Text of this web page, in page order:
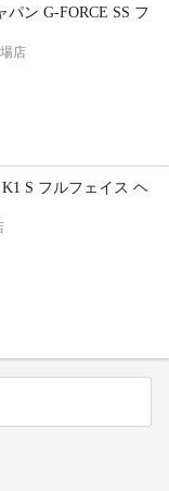
ン G-FORCE SS フ
店
S フルフェイス ヘ